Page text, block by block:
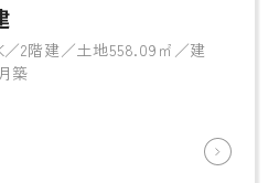
2階建／土地558.09㎡／建
築